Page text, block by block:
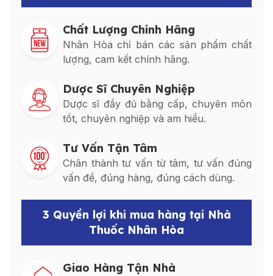
Chất Lượng Chính Hãng
Nhân Hòa chỉ bán các sản phẩm chất
lượng, cam kết chính hãng.
Dược Sĩ Chuyên Nghiệp
Dược sĩ đầy đủ bằng cấp, chuyên môn
tốt, chuyên nghiệp và am hiểu.
Tư Vấn Tận Tâm
Chân thành tư vấn từ tâm, tư vấn đúng
vấn đề, đúng hàng, đúng cách dùng.
3 Quyền lợi khi mua hàng tại Nhà
Thuốc Nhân Hòa
Giao Hàng Tận Nhà